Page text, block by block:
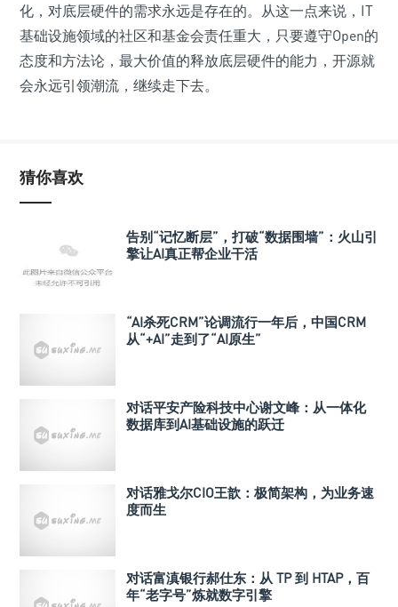
化，对底层硬件的需求永远是存在的。从这一点来说，IT
基础设施领域的社区和基金会责任重大，只要遵守Open的
态度和方法论，最大价值的释放底层硬件的能力，开源就
会永远引领潮流，继续走下去。
猜你喜欢
告别“记忆断层”，打破“数据围墙”：火山引
擎让AI真正帮企业干活
“AI杀死CRM”论调流行一年后，中国CRM
从“+AI”走到了“AI原生”
对话平安产险科技中心谢文峰：从一体化
数据库到AI基础设施的跃迁
对话雅戈尔CIO王歆：极简架构，为业务速
度而生
对话富滇银行郝仕东：从 TP 到 HTAP，百
年“老字号”炼就数字引擎